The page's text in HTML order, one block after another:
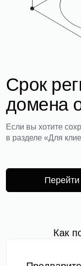
Срок
домена
Если вы хотите
в разделе «Для
Как